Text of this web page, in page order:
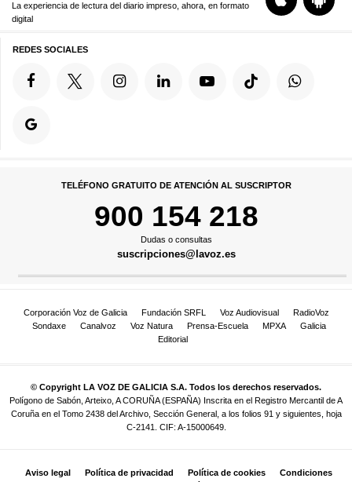
La experiencia de lectura del diario impreso, ahora, en formato
digital
REDES SOCIALES
TELÉFONO GRATUITO DE ATENCIÓN AL SUSCRIPTOR
900 154 218
Dudas o consultas
suscripciones@lavoz.es
Corporación Voz de Galicia Fundación SRFL Voz Audiovisual
RadioVoz
Sondaxe
Canalvoz Voz Natura Prensa-Escuela MPXA
Galicia
Editorial
© Copyright LA VOZ DE GALICIA S.A. Todos los derechos reservados.
Polígono de Sabón, Arteixo, A CORUÑA (ESPAÑA) Inscrita en el Registro Mercantil de A
Coruña en el Tomo 2438 del Archivo, Sección General, a los folios 91 y siguientes, hoja
C-2141. CIF: A-15000649.
Aviso legal Política de privacidad Política de cookies
Condiciones